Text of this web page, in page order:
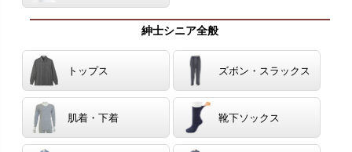
紳士シニア全般
トップス ズボン・スラックス
肌着・下着 靴下ソックス